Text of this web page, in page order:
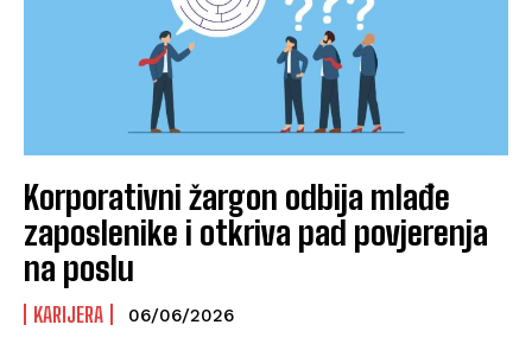
Korporativni žargon odbija mlađe
zaposlenike i otkriva pad povjerenja
na poslu
KARIJERA 06/06/2026